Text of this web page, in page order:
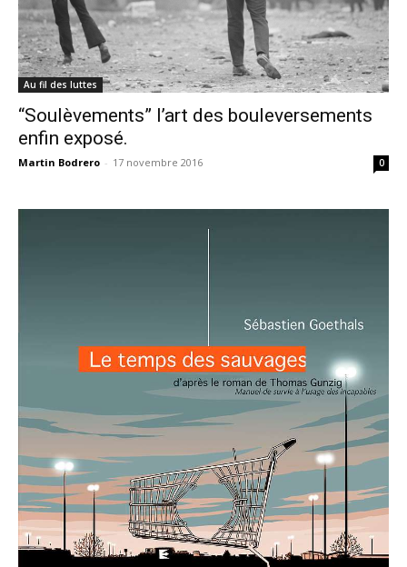
Au fil des luttes
“Soulèvements” l’art des bouleversements
enfin exposé.
Martin Bodrero - 17 novembre 2016 0